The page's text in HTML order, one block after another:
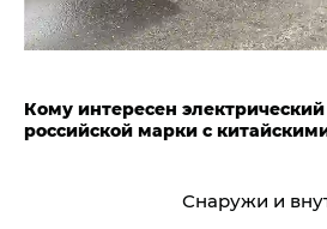
Кому интересен
российской марки с
Снаружи и